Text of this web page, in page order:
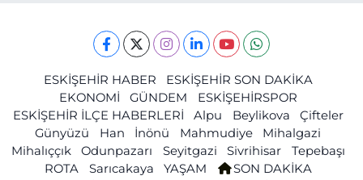
ESKİŞEHİR HABER
ESKİŞEHİR SON DAKİKA
EKONOMİ
GÜNDEM
ESKİŞEHİRSPOR
ESKİŞEHİR İLÇE HABERLERİ
Alpu Beylikova
Çifteler
Günyüzü
Han İnönü Mahmudiye
Mihalgazi
Mihalıççık
Odunpazarı Seyitgazi Sivrihisar
Tepebaşı
ROTA
Sarıcakaya YAŞAM
SON DAKİKA